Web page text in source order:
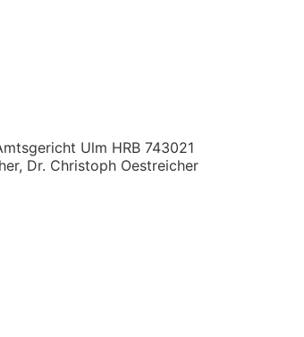
Ulm HRB 743021
Dr. Christoph Oestreicher